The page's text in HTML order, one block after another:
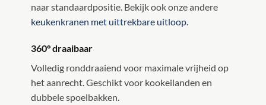
naar standaardpositie. Bekijk ook onze andere
keukenkranen met uittrekbare uitloop.
360° draaibaar
Volledig ronddraaiend voor maximale vrijheid op
het aanrecht. Geschikt voor kookeilanden en
dubbele spoelbakken.